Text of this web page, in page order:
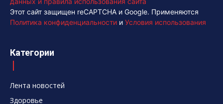
Этот сайт защищен reCAPTCHA и Google. Применяются
Политика конфиденциальности и Условия использования
Категории
Лента новостей
Здоровье